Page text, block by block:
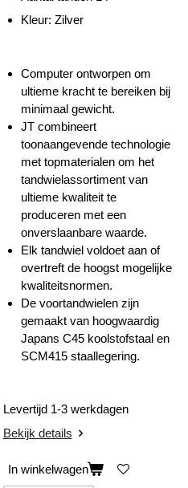
Kleur: Zilver
Computer ontworpen om
ultieme kracht te bereiken bij
minimaal gewicht.
JT combineert
toonaangevende technologie
met topmaterialen om het
tandwielassortiment van
ultieme kwaliteit te
produceren met een
onverslaanbare waarde.
Elk tandwiel voldoet aan of
overtreft de hoogst mogelijke
kwaliteitsnormen.
De voortandwielen zijn
gemaakt van hoogwaardig
Japans C45 koolstofstaal en
SCM415 staallegering.
Levertijd 1-3 werkdagen
Bekijk details
In winkelwagen